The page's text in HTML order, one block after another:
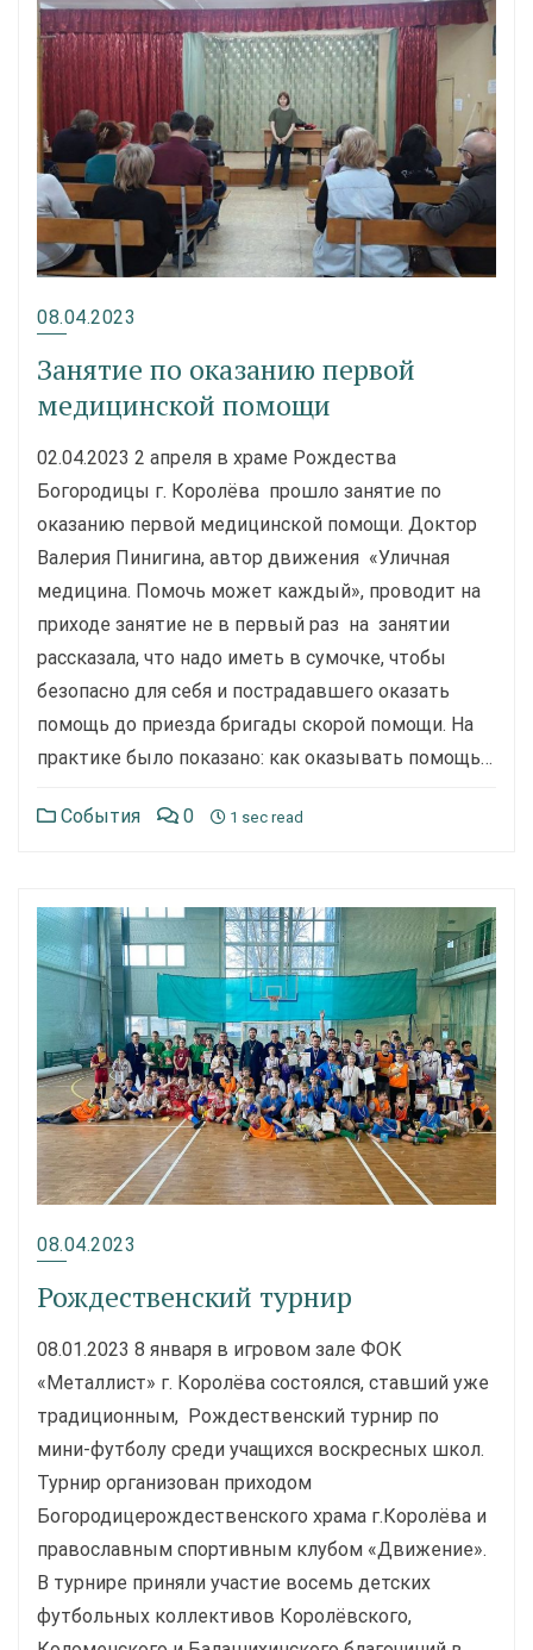
08.04.2023
Занятие по оказанию первой
медицинской помощи
02.04.2023 2 апреля в храме Рождества
Богородицы г. Королёва прошло занятие по
оказанию первой медицинской помощи. Доктор
Валерия Пинигина, автор движения «Уличная
медицина. Помочь может каждый», проводит на
приходе занятие не в первый раз на занятии
рассказала, что надо иметь в сумочке, чтобы
безопасно для себя и пострадавшего оказать
помощь до приезда бригады скорой помощи. На
практике было показано: как оказывать помощь…
События 0 1 sec read
08.04.2023
Рождественский турнир
08.01.2023 8 января в игровом зале ФОК
«Металлист» г. Королёва состоялся, ставший уже
традиционным, Рождественский турнир по
мини-футболу среди учащихся воскресных школ.
Турнир организован приходом
Богородицерождественского храма г.Королёва и
православным спортивным клубом «Движение».
В турнире приняли участие восемь детских
футбольных коллективов Королёвского,